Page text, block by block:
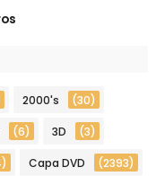
2000's (30)
(6) 3D (3)
Capa DVD (2393)